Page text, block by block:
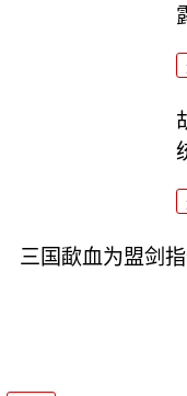
三国歃血为盟剑